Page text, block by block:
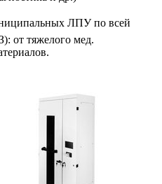
ЛПУ по всей
от тяжелого мед.